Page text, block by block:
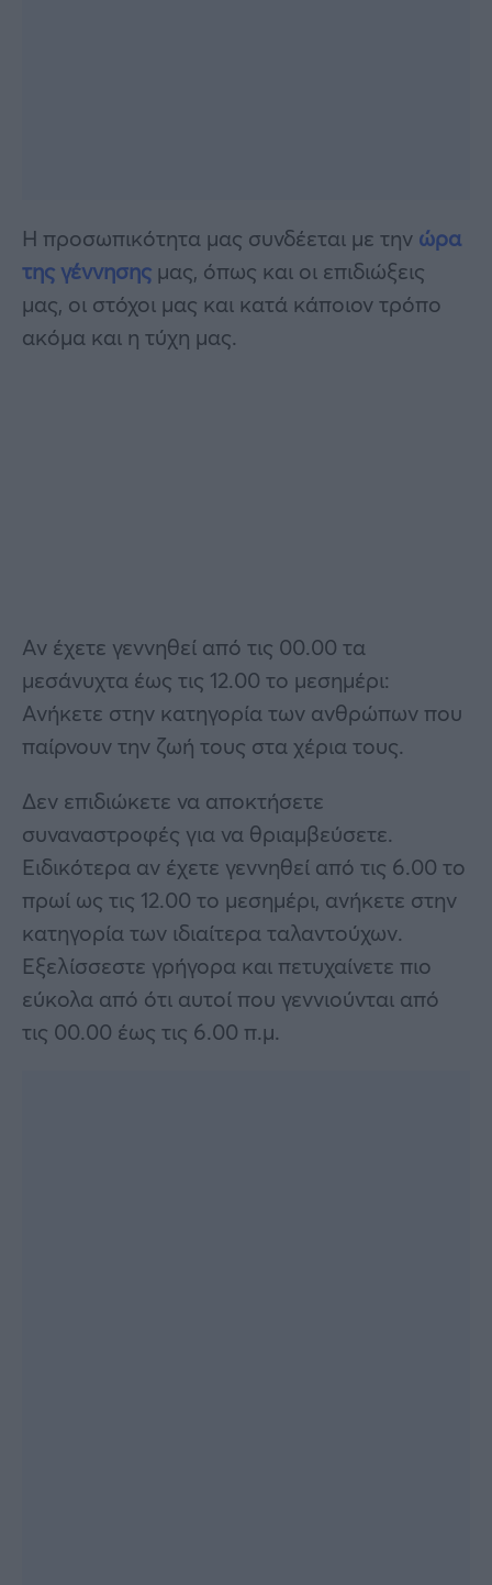
Η προσωπικότητα μας συνδέεται με την ώρα
της γέννησης μας, όπως και οι επιδιώξεις
μας, οι στόχοι μας και κατά κάποιον τρόπο
ακόμα και η τύχη μας.
Αν έχετε γεννηθεί από τις 00.00 τα
μεσάνυχτα έως τις 12.00 το μεσημέρι:
Ανήκετε στην κατηγορία των ανθρώπων που
παίρνουν την ζωή τους στα χέρια τους.
Δεν επιδιώκετε να αποκτήσετε
συναναστροφές για να θριαμβεύσετε.
Ειδικότερα αν έχετε γεννηθεί από τις 6.00 το
πρωί ως τις 12.00 το μεσημέρι, ανήκετε στην
κατηγορία των ιδιαίτερα ταλαντούχων.
Εξελίσσεστε γρήγορα και πετυχαίνετε πιο
εύκολα από ότι αυτοί που γεννιούνται από
τις 00.00 έως τις 6.00 π.μ.